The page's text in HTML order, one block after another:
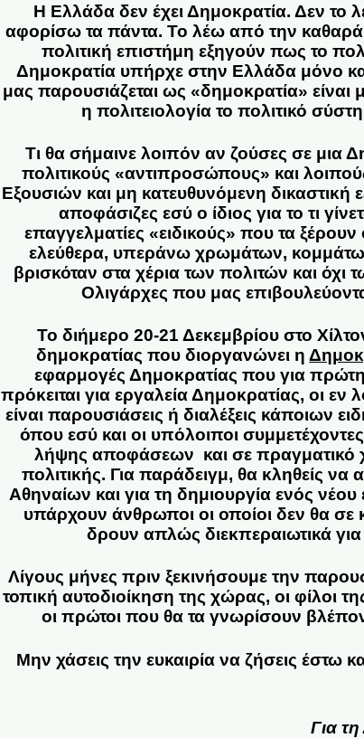
Η Ελλάδα δεν έχει Δημοκρατία. Δεν το
αφορίσω τα πάντα. Το λέω από την καθαρά
πολιτική επιστήμη εξηγούν πως το
Δημοκρατία υπήρχε στην Ελλάδα μόνο
μας παρουσιάζεται ως «δημοκρατία» είναι
η πολιτειολογία το πολιτικό
Τι θα σήμαινε λοιπόναν ζούσες σε μια
πολιτικούς «αντιπροσώπους» και
Εξουσιών και μη κατευθυνόμενη δικαστική
αποφάσιζεςεσύ ο ίδιος για το τι
επαγγελματίες «ειδικούς» που τα
ελεύθερα, υπεράνω χρωμάτων,
βρισκόταν στα χέρια τωνπολιτών και όχι
Ολιγάρχες που μας
Το διήμερο 20-21 Δεκεμβρίου στο
δημοκρατίας που διοργανώνει η
εφαρμογές Δημοκρατίας που για
πρόκειται για εργαλείαΔημοκρατίας, οι εν
είναι παρουσιάσεις ή διαλέξεις κάποιων
όπου εσύ και οι υπόλοιποι
λήψης αποφάσεων και σε πραγματικό
πολιτικής. Για παράδειγμ, θα κληθείς
Αθηναίων και για τη δημιουργία ενός
υπάρχουν άνθρωποι οι οποίοι δεν θα
δρουν απλώς διεκπεραιωτικά
Λίγους μήνες πριν ξεκινήσουμε την
τοπική αυτοδιοίκηση της χώρας, οι φίλοι
οι πρώτοι που θα τα γνωρίσουν
Μην χάσεις την ευκαιρία να ζήσεις έστω
Για